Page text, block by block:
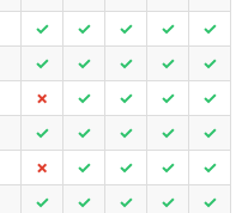
✓ ✓ ✓ ✓
✓
✓ ✓ ✓ ✓
✓
✗ ✓ ✓ ✓
✓
✓ ✓ ✓ ✓
✓
✗ ✓ ✓ ✓
✓
✓ ✓ ✓ ✓
✓